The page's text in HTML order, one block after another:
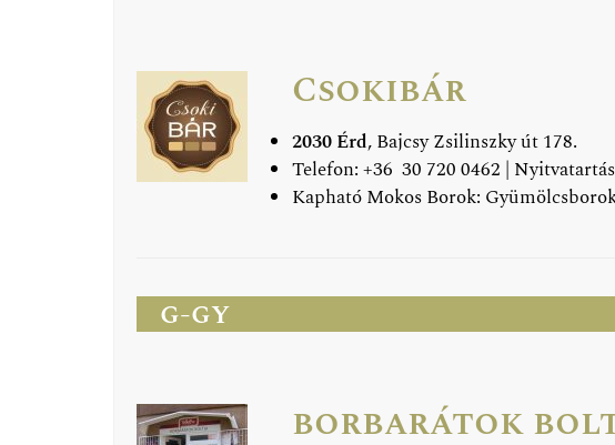
Csokibár
2030 Érd, Bajcsy Zsilinszky út 178.
Telefon: +36 30 720 0462 |
Kapható Mokos Borok:
g-gy
borbarátok